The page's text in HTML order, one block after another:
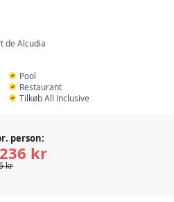
de Alcudia
Pool
Restaurant
Tilkøb All Inclusive
person:
kr
kr